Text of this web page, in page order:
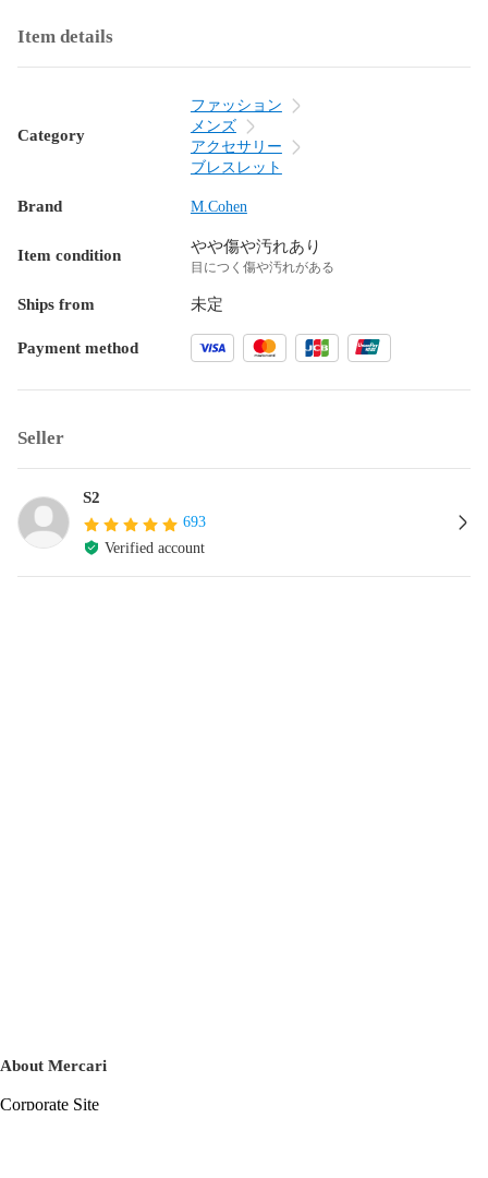
Item details
Category
ファッション
メンズ
アクセサリー
ブレスレット
Brand M.Cohen
Item condition やや傷や汚れあり
目につく傷や汚れがある
Ships from 未定
Payment method
Seller
S2
693
Verified account
About Mercari
Corporate Site